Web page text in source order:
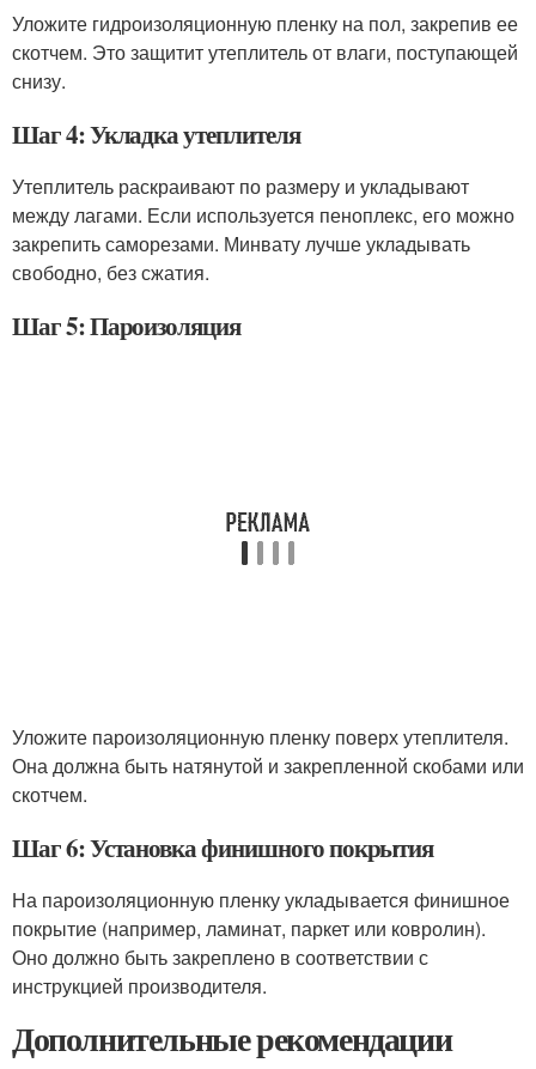
Уложите гидроизоляционную пленку на пол, закрепив ее
скотчем. Это защитит утеплитель от влаги, поступающей
снизу.
Шаг 4: Укладка утеплителя
Утеплитель раскраивают по размеру и укладывают
между лагами. Если используется пеноплекс, его можно
закрепить саморезами. Минвату лучше укладывать
свободно, без сжатия.
Шаг 5: Пароизоляция
Уложите пароизоляционную пленку поверх утеплителя.
Она должна быть натянутой и закрепленной скобами или
скотчем.
Шаг 6: Установка финишного покрытия
На пароизоляционную пленку укладывается финишное
покрытие (например, ламинат, паркет или ковролин).
Оно должно быть закреплено в соответствии с
инструкцией производителя.
Дополнительные рекомендации